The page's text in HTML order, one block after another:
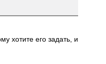
хотите его задать, и